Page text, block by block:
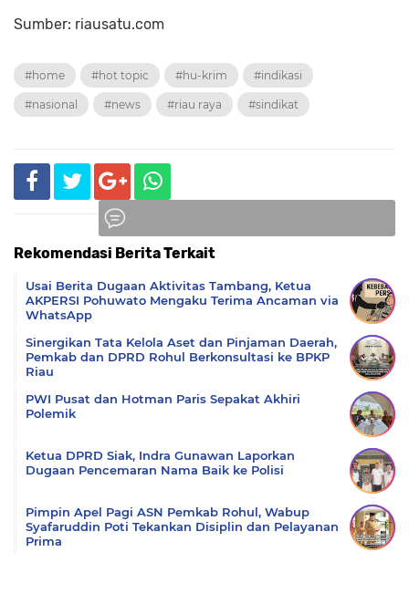
Sumber: riausatu.com
#home #hot topic #hu-krim #indikasi
#nasional #news #riau raya #sindikat
Rekomendasi Berita Terkait
Usai Berita Dugaan Aktivitas Tambang, Ketua
AKPERSI Pohuwato Mengaku Terima Ancaman via
WhatsApp
Sinergikan Tata Kelola Aset dan Pinjaman Daerah,
Pemkab dan DPRD Rohul Berkonsultasi ke BPKP
Riau
PWI Pusat dan Hotman Paris Sepakat Akhiri
Polemik
Ketua DPRD Siak, Indra Gunawan Laporkan
Dugaan Pencemaran Nama Baik ke Polisi
Pimpin Apel Pagi ASN Pemkab Rohul, Wabup
Syafaruddin Poti Tekankan Disiplin dan Pelayanan
Prima